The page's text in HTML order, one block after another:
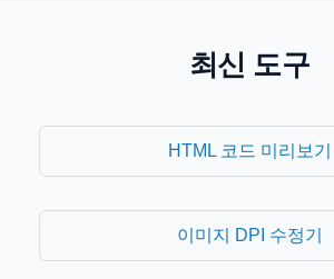
최신 도구
HTML 코드 미리보기
이미지 DPI 수정기